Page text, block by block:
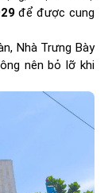
để được cung
Nhà Trưng Bày
nên bỏ lỡ khi